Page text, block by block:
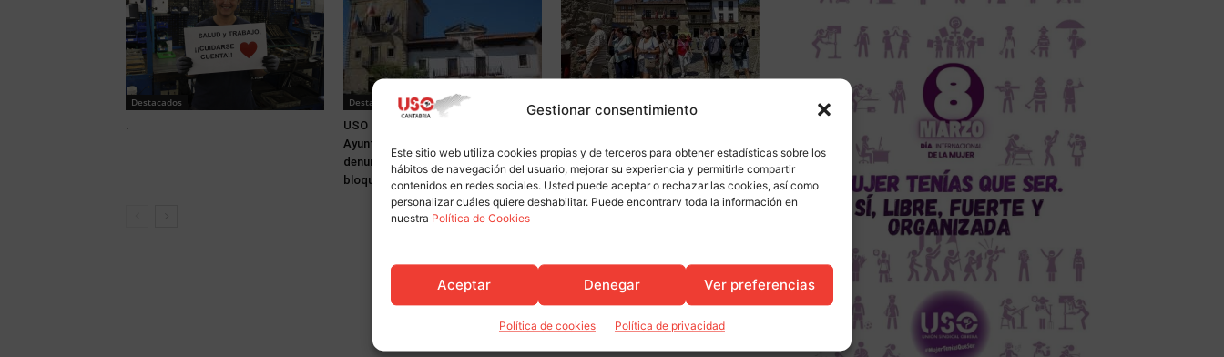
Gestionar consentimiento
Este sitio web utiliza cookies propias y de terceros para obtener estadísticas sobre los
hábitos de navegación del usuario, mejorar su experiencia y permitirle compartir
contenidos en redes sociales. Usted puede aceptar o rechazar las cookies, así como
personalizar cuáles quiere deshabilitar. Puede encontrarv toda la información en
nuestra Política de Cookies
Aceptar Denegar Ver preferencias
Política de cookies Política de privacidad
Destacados
.
Destacados
USO irrumpe con fuerza en el
Ayuntamiento de Camargo y
denuncia tres años y medio de
bloqueo de las elecciones sindicales
mercado laboral pese a la mejora
estacional del empleo